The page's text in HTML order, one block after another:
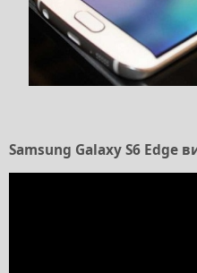
Samsung Galaxy S6 Edge